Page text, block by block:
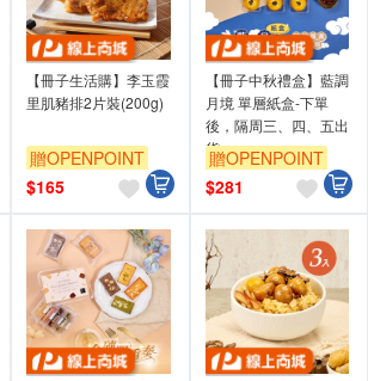
【冊子生活購】李玉霞
里肌豬排2片裝(200g)
贈OPENPOINT
$165
【冊子中秋禮盒】藍調
月境 單層紙盒-下單
後，隔周三、四、五出
貨贈OPENPOINT
$281